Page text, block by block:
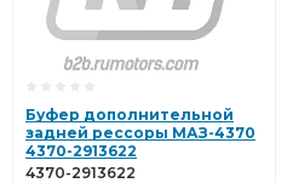
Буфер дополнительной
задней рессоры МАЗ-4370
4370-2913622
4370-2913622